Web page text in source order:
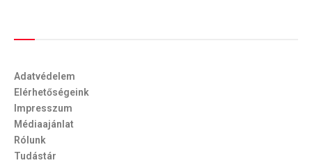
Adatvédelem
Elérhetőségeink
Impresszum
Médiaajánlat
Rólunk
Tudástár